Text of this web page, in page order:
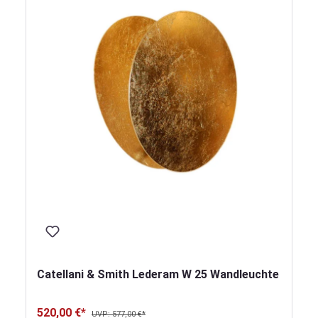
Catellani & Smith Lederam W 25 Wandleuchte
520,00 €* UVP: 577,00 €*